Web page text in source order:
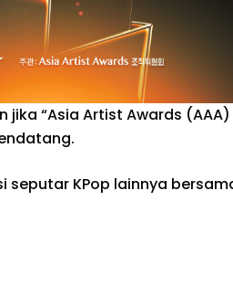
“Asia Artist Awards (AAA)
KPop lainnya